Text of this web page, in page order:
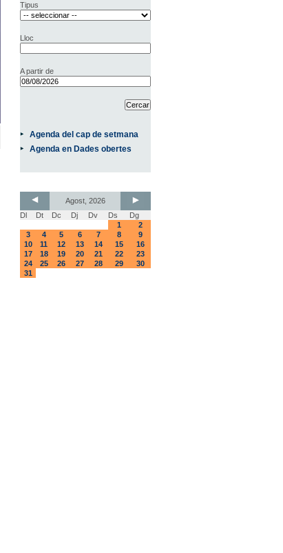
Tipus
Lloc
A partir de
Agenda del cap de setmana
Agenda en Dades obertes
Agost, 2026
Dl
Dt Dc Dj Dv Ds
Dg
1
2
3
4 5 6 7 8
9
10
11 12 13 14 15
16
17
18 19 20 21 22
23
24
25 26 27 28 29
30
31